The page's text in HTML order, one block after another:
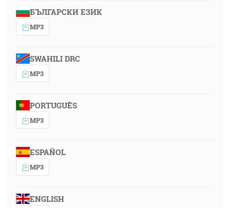
БЪЛГАРСКИ ЕЗИК
MP3
SWAHILI DRC
MP3
PORTUGUÊS
MP3
ESPAÑOL
MP3
ENGLISH